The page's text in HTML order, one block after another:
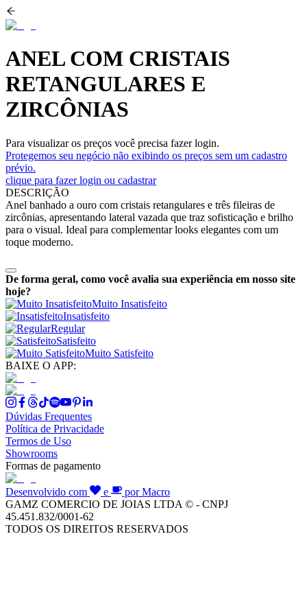
ANEL COM CRISTAIS
RETANGULARES E
ZIRCÔNIAS
Para visualizar os preços você precisa fazer login.
Protegemos seu negócio não exibindo os preços sem um cadastro
prévio.
clique para fazer login ou cadastrar
DESCRIÇÃO
Anel banhado a ouro com cristais retangulares e três fileiras de
zircônias, apresentando lateral vazada que traz sofisticação e brilho
para o visual. Ideal para complementar looks elegantes com um
toque moderno.
De forma geral, como você avalia sua experiência em nosso site
hoje?
Muito Insatisfeito
Insatisfeito
Regular
Satisfeito
Muito Satisfeito
BAIXE O APP:
Dúvidas Frequentes
Política de Privacidade
Termos de Uso
Showrooms
Formas de pagamento
Desenvolvido com e
por Macro
GAMZ COMERCIO DE JOIAS LTDA © - CNPJ
45.451.832/0001-62
TODOS OS DIREITOS RESERVADOS